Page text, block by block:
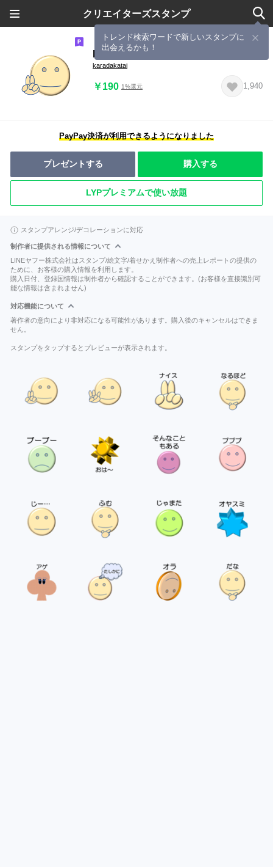
クリエイターズスタンプ
トレンド検索ワードで新しいスタンプに
出会えるかも！
private life02
karadakatai
￥190 1%還元 1,940
PayPay決済が利用できるようになりました
プレゼントする 購入する
LYPプレミアムで使い放題
スタンプアレンジ/デコレーションに対応
制作者に提供される情報について
LINEヤフー株式会社はスタンプ/絵文字/着せかえ制作者への売上レポートの提供の
ために、お客様の購入情報を利用します。
購入日付、登録国情報は制作者から確認することができます。(お客様を直接識別可
能な情報は含まれません)
対応機能について
著作者の意向により非対応になる可能性があります。購入後のキャンセルはできま
せん。
スタンプをタップするとプレビューが表示されます。